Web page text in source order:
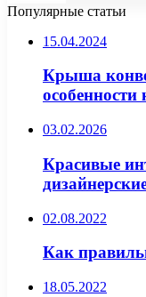
Популярные статьи
15.04.2024
Крыша
особенности
03.02.2026
Красивые
02.08.2022
Как
18.05.2022